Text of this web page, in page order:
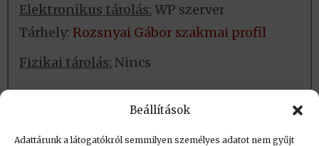
Beállítások
Adattárunk a látogatókról semmilyen személyes adatot nem gyűjt
Elektronikus tárolás: WP szerver
Tárhely: Rozsnyai Gábor szakmai profil
Fizikai tárolás: Nincs
Létrehozva: 2017.09.18. 10:37
Utolsó módosítás: 2023.09.01. 20:39